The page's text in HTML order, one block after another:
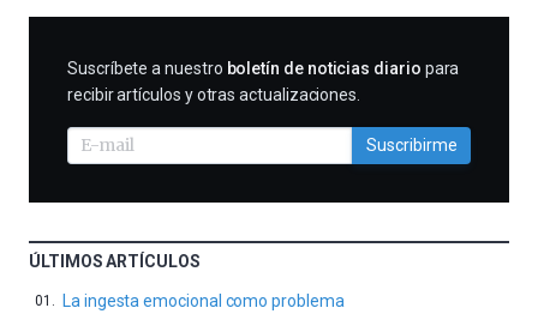
SUSCRIBIRME
Suscríbete a nuestro boletín de noticias diario para
recibir artículos y otras actualizaciones.
Suscribirme
ÚLTIMOS ARTÍCULOS
La ingesta emocional como problema